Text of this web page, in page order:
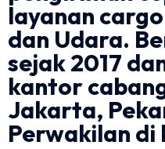
layanan
dan Udara.
sejak 2017
kantor
Jakarta,
Perwakilan